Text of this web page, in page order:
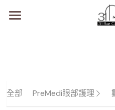
品牌開店包
全部 PreMedi眼部護理
商品